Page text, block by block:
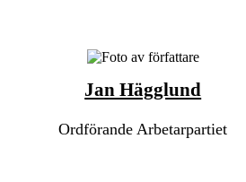
Jan Hägglund
Ordförande Arbetarpartiet